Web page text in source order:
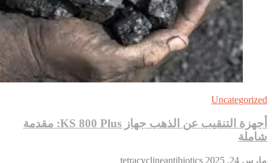
أجهزة التنقيب عن الذهب جهاز KS 800 Plus: مقدمة
24, 2025
tetracyclineantibiotics